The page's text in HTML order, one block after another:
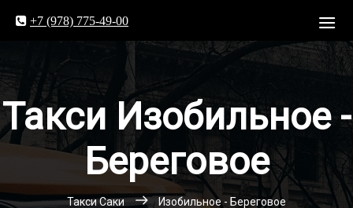
+7 (978) 775-49-00
Такси Изобильное -
Береговое
Такси Саки Изобильное - Береговое